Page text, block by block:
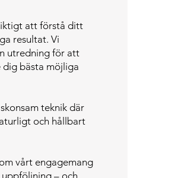
att förstå ditt
resultat. Vi
utredning för att
bästa möjliga
teknik där
och hållbart
vårt engagemang
– och